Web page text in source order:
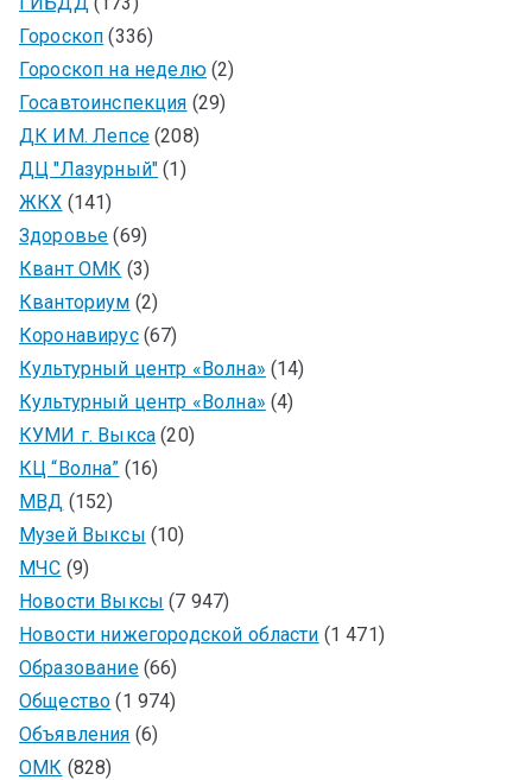
Гороскоп (336)
Гороскоп на неделю(2)
Госавтоинспекция (29)
ДК ИМ. Лепсе(208)
ДЦ "Лазурный" (1)
ЖКХ (141)
Здоровье (69)
Квант ОМК (3)
Кванториум (2)
Коронавирус(67)
Культурный центр «Волна» (14)
Культурный центр «Волна» (4)
КУМИ г. Выкса (20)
КЦ “Волна” (16)
МВД (152)
Музей Выксы (10)
МЧС (9)
Новости Выксы (7 947)
Новости нижегородской области (1 471)
Образование(66)
Общество (1 974)
Объявления (6)
ОМК (828)